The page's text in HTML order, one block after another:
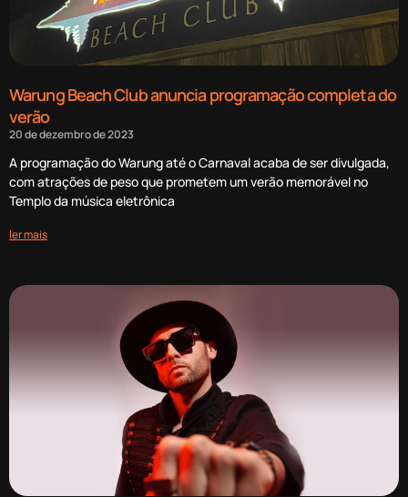
Warung Beach Club anuncia programação completa do
verão
20 de dezembro de 2023
A programação do Warung até o Carnaval acaba de ser divulgada,
com atrações de peso que prometem um verão memorável no
Templo da música eletrônica
ler mais